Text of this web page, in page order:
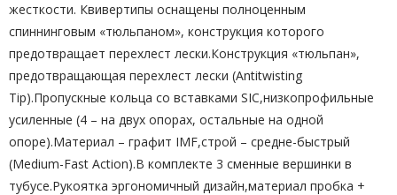
жесткости. Квивертипы оснащены полноценным
спиннинговым «тюльпаном», конструкция которого
предотвращает перехлест лески.Конструкция «тюльпан»,
предотвращающая перехлест лески (Antitwisting
Tip).Пропускные кольца со вставками SIC,низкопрофильные
усиленные (4 – на двух опорах, остальные на одной
опоре).Материал – графит IMF,строй – средне-быстрый
(Medium-Fast Action).В комплекте 3 сменные вершинки в
тубусе.Рукоятка эргономичный дизайн,материал пробка +